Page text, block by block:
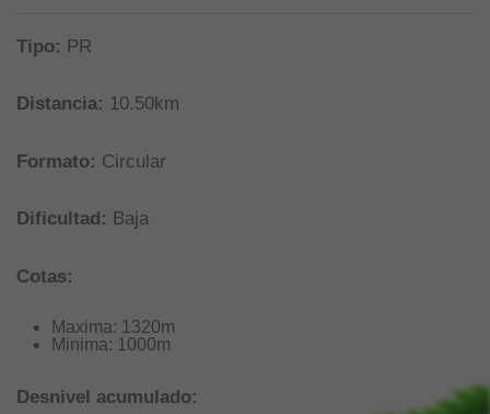
Tipo: PR
Distancia: 10.50km
Formato: Circular
Dificultad: Baja
Cotas:
Maxima: 1320m
Minima: 1000m
Desnivel acumulado: